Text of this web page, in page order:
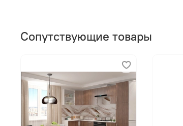
Сопутствующие товары